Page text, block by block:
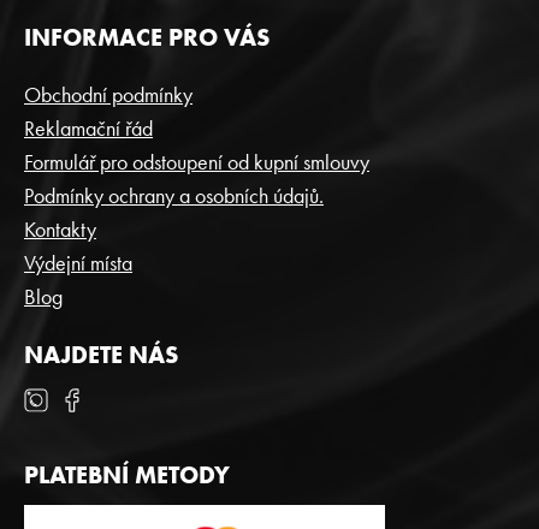
Z
Á
P
A
T
Í
INFORMACE PRO VÁS
Obchodní podmínky
Reklamační řád
Formulář pro odstoupení od kupní smlouvy
Podmínky ochrany a osobních údajů.
Kontakty
Výdejní místa
Blog
NAJDETE NÁS
PLATEBNÍ METODY